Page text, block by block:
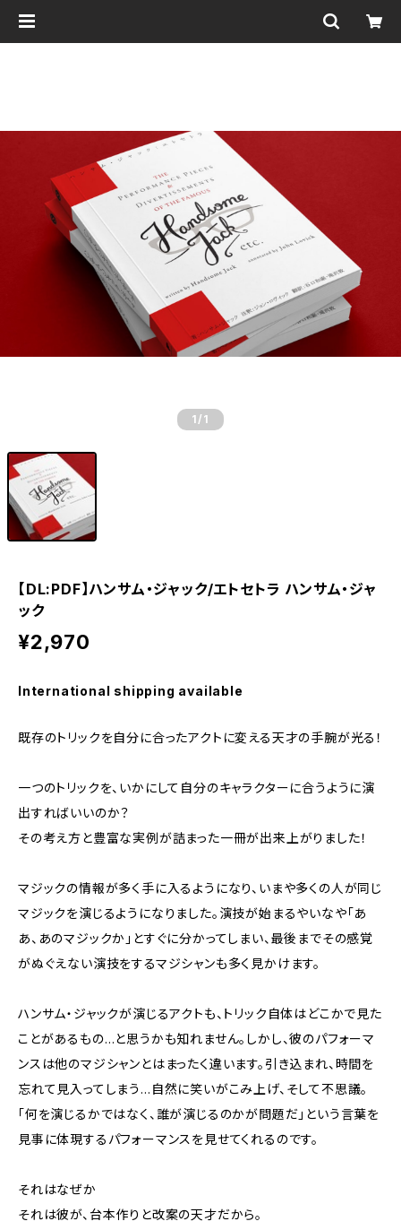
1 /1
【DL:PDF】ハンサム・ジャック/エトセトラ ハンサム・ジャ
ック
¥2,970
International shipping available
既存のトリックを自分に合ったアクトに変える天才の手腕が光る！
一つのトリックを、いかにして自分のキャラクターに合うように演
出すればいいのか？
その考え方と豊富な実例が詰まった一冊が出来上がりました！
マジックの情報が多く手に入るようになり、いまや多くの人が同じ
マジックを演じるようになりました。演技が始まるやいなや「あ
あ、あのマジックか」とすぐに分かってしまい、最後までその感覚
がぬぐえない演技をするマジシャンも多く見かけます。
ハンサム・ジャックが演じるアクトも、トリック自体はどこかで見た
ことがあるもの…と思うかも知れません。しかし、彼のパフォーマ
ンスは他のマジシャンとはまったく違います。引き込まれ、時間を
忘れて見入ってしまう…自然に笑いがこみ上げ、そして不思議。
「何を演じるかではなく、誰が演じるのかが問題だ」という言葉を
見事に体現するパフォーマンスを見せてくれるのです。
それはなぜか
それは彼が、台本作りと改案の天才だから。